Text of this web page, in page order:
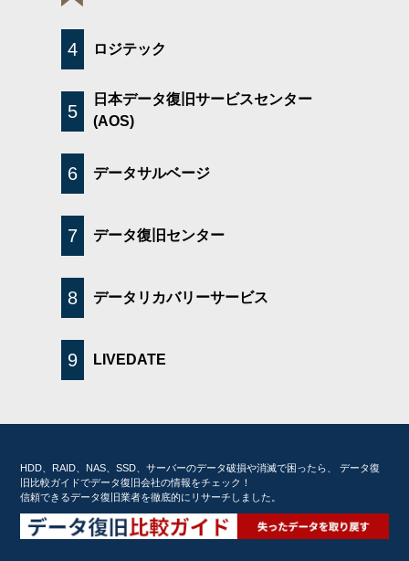
4 ロジテック
5
日本データ復旧サービスセンター
(AOS)
6 データサルベージ
7 データ復旧センター
8 データリカバリーサービス
9 LIVEDATE
HDD、RAID、NAS、SSD、サーバーのデータ破損や消滅で困ったら、 データ復
旧比較ガイドでデータ復旧会社の情報をチェック！
信頼できるデータ復旧業者を徹底的にリサーチしました。